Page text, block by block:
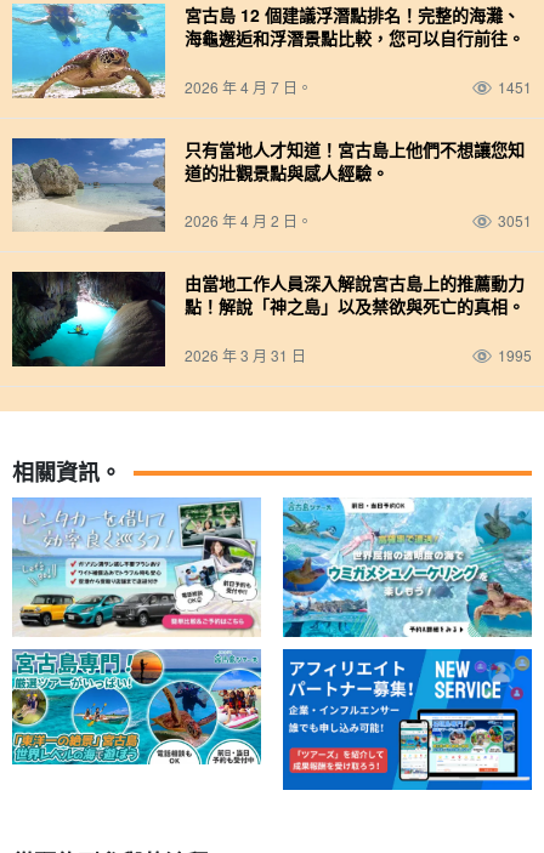
宮古島 12 個建議浮潛點排名！完整的海灘、
海龜邂逅和浮潛景點比較，您可以自行前往。
2026 年 4 月 7 日。 1451
只有當地人才知道！宮古島上他們不想讓您知
道的壯觀景點與感人經驗。
2026 年 4 月 2 日。 3051
由當地工作人員深入解說宮古島上的推薦動力
點！解說「神之島」以及禁欲與死亡的真相。
2026 年 3 月 31 日 1995
相關資訊。